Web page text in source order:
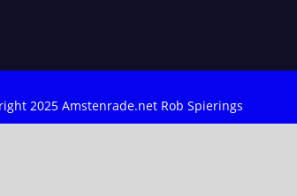
2025 Amstenrade.net Rob Spierings